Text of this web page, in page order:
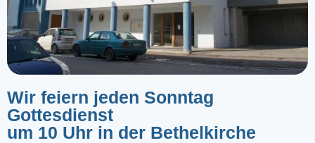
Wir feiern jeden Sonntag
Gottesdienst
um 10 Uhr in der Bethelkirche